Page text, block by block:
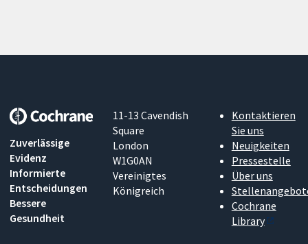
Zuverlässige
Evidenz
Informierte
Entscheidungen
Bessere
Gesundheit
11-13 Cavendish
Square
London
W1G0AN
Vereinigtes
Königreich
Kontaktieren
Sie uns
Neuigkeiten
Pressestelle
Über uns
Cochrane
Library